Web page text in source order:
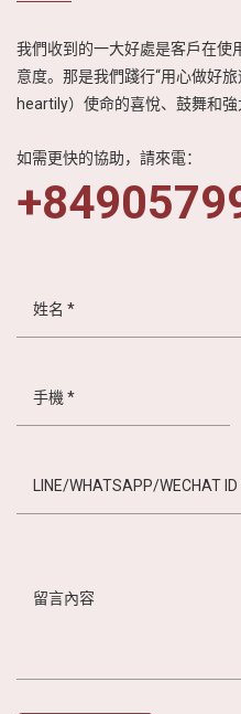
我們收到的一大好處是客戶在使
意度。那是我們踐行“用心做好
heartily）使命的喜悅、鼓舞和強
如需更快的協助，請來電：